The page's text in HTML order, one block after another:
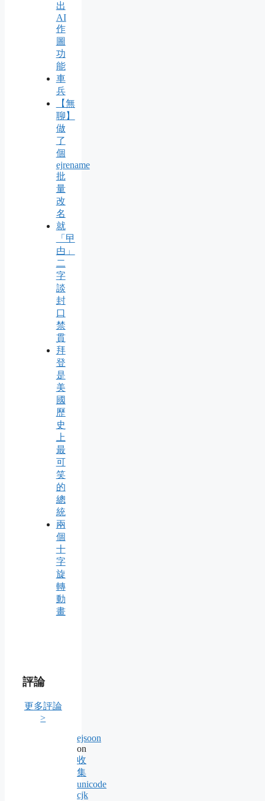
出
AI
作
圖
功
能
車
兵
【無
聊】
做
了
個
ejrename
批
量
改
名
就
「曱
甴」
二
字
談
封
口
禁
貫
拜
登
是
美
國
歷
史
上
最
可
笑
的
總
統
兩
個
十
字
旋
轉
動
畫
評論
更多評論
>
ejsoon
on
收
集
unicode
cjk